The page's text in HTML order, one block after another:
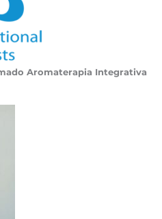
Aromaterapia Integrativa